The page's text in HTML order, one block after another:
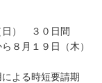
日） ３０日間
８月１９日（木）
よる時短要請期